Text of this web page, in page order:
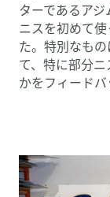
ターであるア
ニスを初めて
た。特別なも
て、特に部分
かをフィードバ